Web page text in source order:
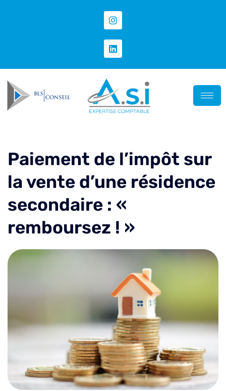
Paiement de l’impôt sur
la vente d’une résidence
secondaire : «
remboursez ! »